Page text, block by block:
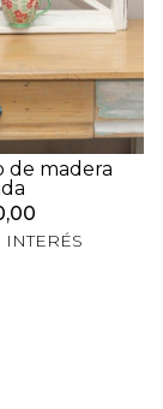
de madera
INTERÉS